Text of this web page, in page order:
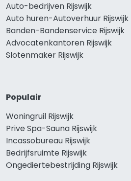
Auto-bedrijven Rijswijk
Auto huren-Autoverhuur Rijswijk
Banden-Bandenservice Rijswijk
Advocatenkantoren Rijswijk
Slotenmaker Rijswijk
Populair
Woningruil Rijswijk
Prive Spa-Sauna Rijswijk
Incassobureau Rijswijk
Bedrijfsruimte Rijswijk
Ongediertebestrijding Rijswijk